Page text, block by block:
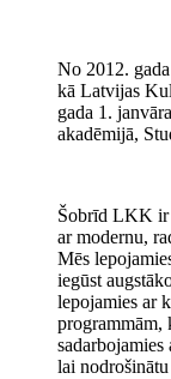
No 2012.
kā Latvijas
gada 1.
akadēmijā,
Šobrīd LKK ir
ar modernu,
Mēs
iegūst
lepojamies ar
programmām,
lai